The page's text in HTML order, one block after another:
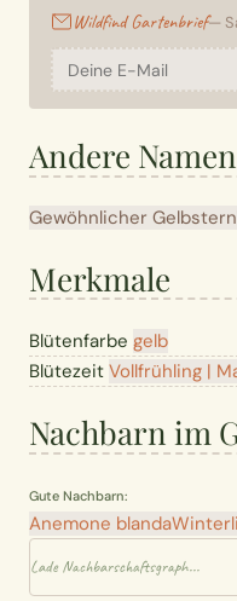
Wildfind Gartenbrief—
Andere Namen
Gewöhnlicher Gelbstern
Merkmale
Blütenfarbe gelb
Blütezeit Vollfrühling |
Nachbarn im
Gute Nachbarn:
Anemone blanda
Lade Nachbarschaftsgraph...